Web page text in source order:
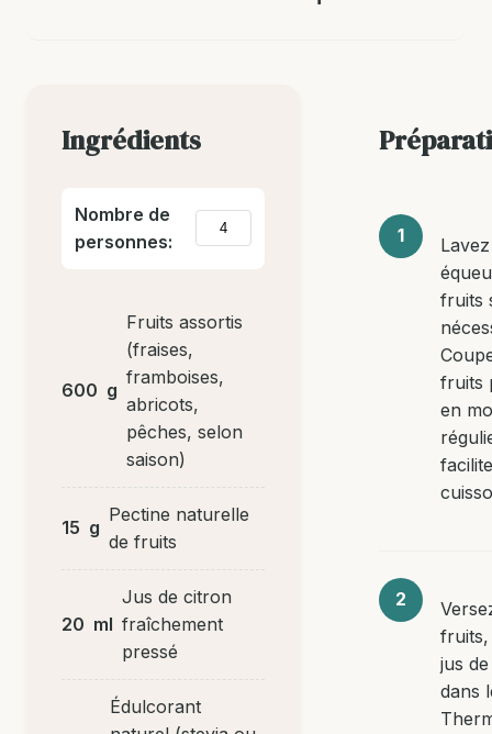
Ingrédients
Nombre de
personnes:
600 g
Fruits assortis
(fraises,
framboises,
abricots,
pêches, selon
saison)
15 g
Pectine naturelle
de fruits
20 ml
Jus de citron
fraîchement
pressé
Édulcorant
fruits
fruits
en
fruits,
jus
dans